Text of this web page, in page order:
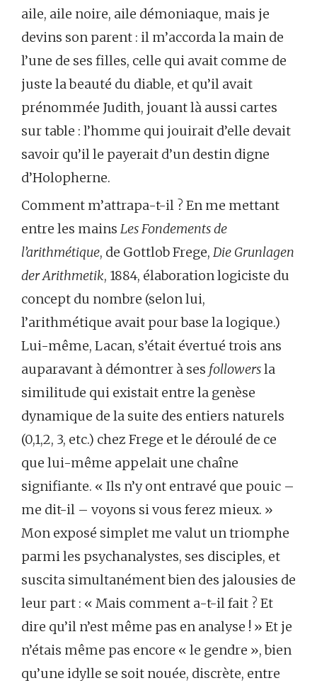
aile, aile noire, aile démoniaque, mais je
devins son parent : il m’accorda la main de
l’une de ses filles, celle qui avait comme de
juste la beauté du diable, et qu’il avait
prénommée Judith, jouant là aussi cartes
sur table : l’homme qui jouirait d’elle devait
savoir qu’il le payerait d’un destin digne
d’Holopherne.
Comment m’attrapa-t-il ? En me mettant
entre les mains Les Fondements de
l’arithmétique, de Gottlob Frege, Die Grunlagen
der Arithmetik, 1884, élaboration logiciste du
concept du nombre (selon lui,
l’arithmétique avait pour base la logique.)
Lui-même, Lacan, s’était évertué trois ans
auparavant à démontrer à ses followersla
similitude qui existait entre la genèse
dynamique de la suite des entiers naturels
(0,1,2, 3, etc.) chez Frege et le déroulé de ce
que lui-même appelait une chaîne
signifiante. « Ils n’y ont entravé que pouic –
me dit-il – voyons si vous ferez mieux. »
Mon exposé simplet me valut un triomphe
parmi les psychanalystes, ses disciples, et
suscita simultanément bien des jalousies de
leur part : « Mais comment a-t-il fait ? Et
dire qu’il n’est même pas en analyse ! » Et je
n’étais même pas encore « le gendre », bien
qu’une idylle se soit nouée, discrète, entre